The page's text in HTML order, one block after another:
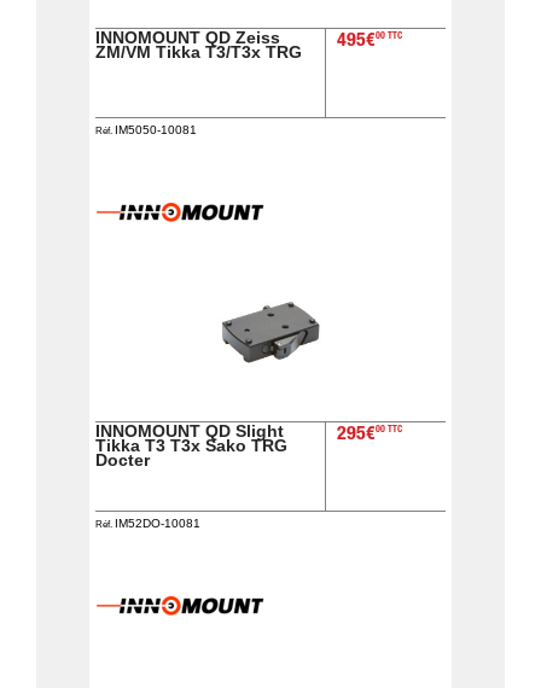
INNOMOUNT QD Zeiss
ZM/VM Tikka T3/T3x TRG
495€00 TTC
Réf. IM5050-10081
INNOMOUNT QD Slight
Tikka T3 T3x Sako TRG
Docter
295€00 TTC
Réf. IM52DO-10081